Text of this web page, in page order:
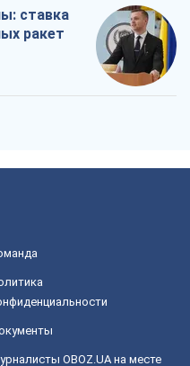
ставка
ракет
OBOZ.UA на месте